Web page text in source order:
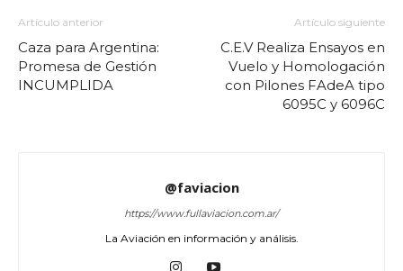
Artículo anterior
Caza para Argentina:
Promesa de Gestión
INCUMPLIDA
Artículo siguiente
C.E.V Realiza Ensayos en
Vuelo y Homologación
con Pilones FAdeA tipo
6095C y 6096C
@faviacion
https://www.fullaviacion.com.ar/
La Aviación en información y análisis.